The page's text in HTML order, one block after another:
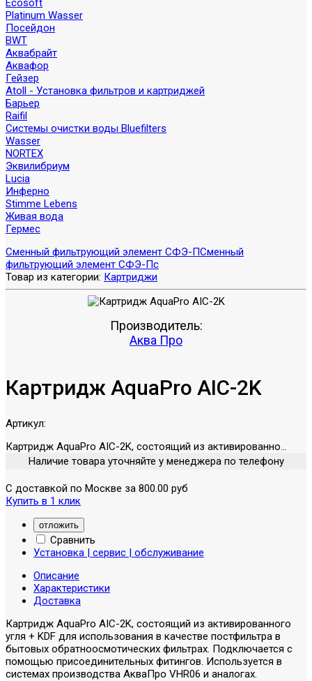
Ecosoft
Platinum Wasser
Посейдон
BWT
Аквабрайт
Аквафор
Гейзер
Atoll - Установка фильтров и картриджей
Барьер
Raifil
Системы очистки воды Bluefilters
Wasser
NORTEX
Эквилибриум
Lucia
Инферно
Stimme Lebens
Живая вода
Гермес
Сменный фильтрующий элемент СФЭ-ПСменный
фильтрующий элемент СФЭ-Пс
Товар из категории: Картриджи
Производитель:
Аква Про
Картридж AquaPro AIC-2K
Артикул:
Картридж AquaPro AIC-2K, состоящий из активированно...
Наличие товара уточняйте у менеджера по телефону
С доставкой по Москве за 800.00 руб
Купить в 1 клик
отложить
Сравнить
Установка | сервис | обслуживание
Описание
Характеристики
Доставка
Картридж AquaPro AIC-2K, состоящий из активированного
угля + KDF для использования в качестве постфильтра в
бытовых обратноосмотических фильтрах. Подключается с
помощью присоединительных фитингов. Используется в
системах производства АкваПро VHR06 и аналогах.